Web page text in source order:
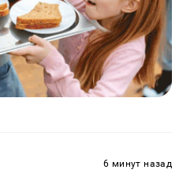
6 минут назад